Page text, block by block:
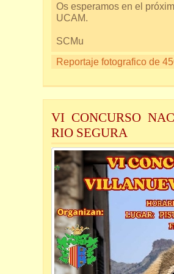
Os esperamos en el
UCAM.
SCMu
Reportaje fotografico de
VI CONCURSO
RIO SEGURA